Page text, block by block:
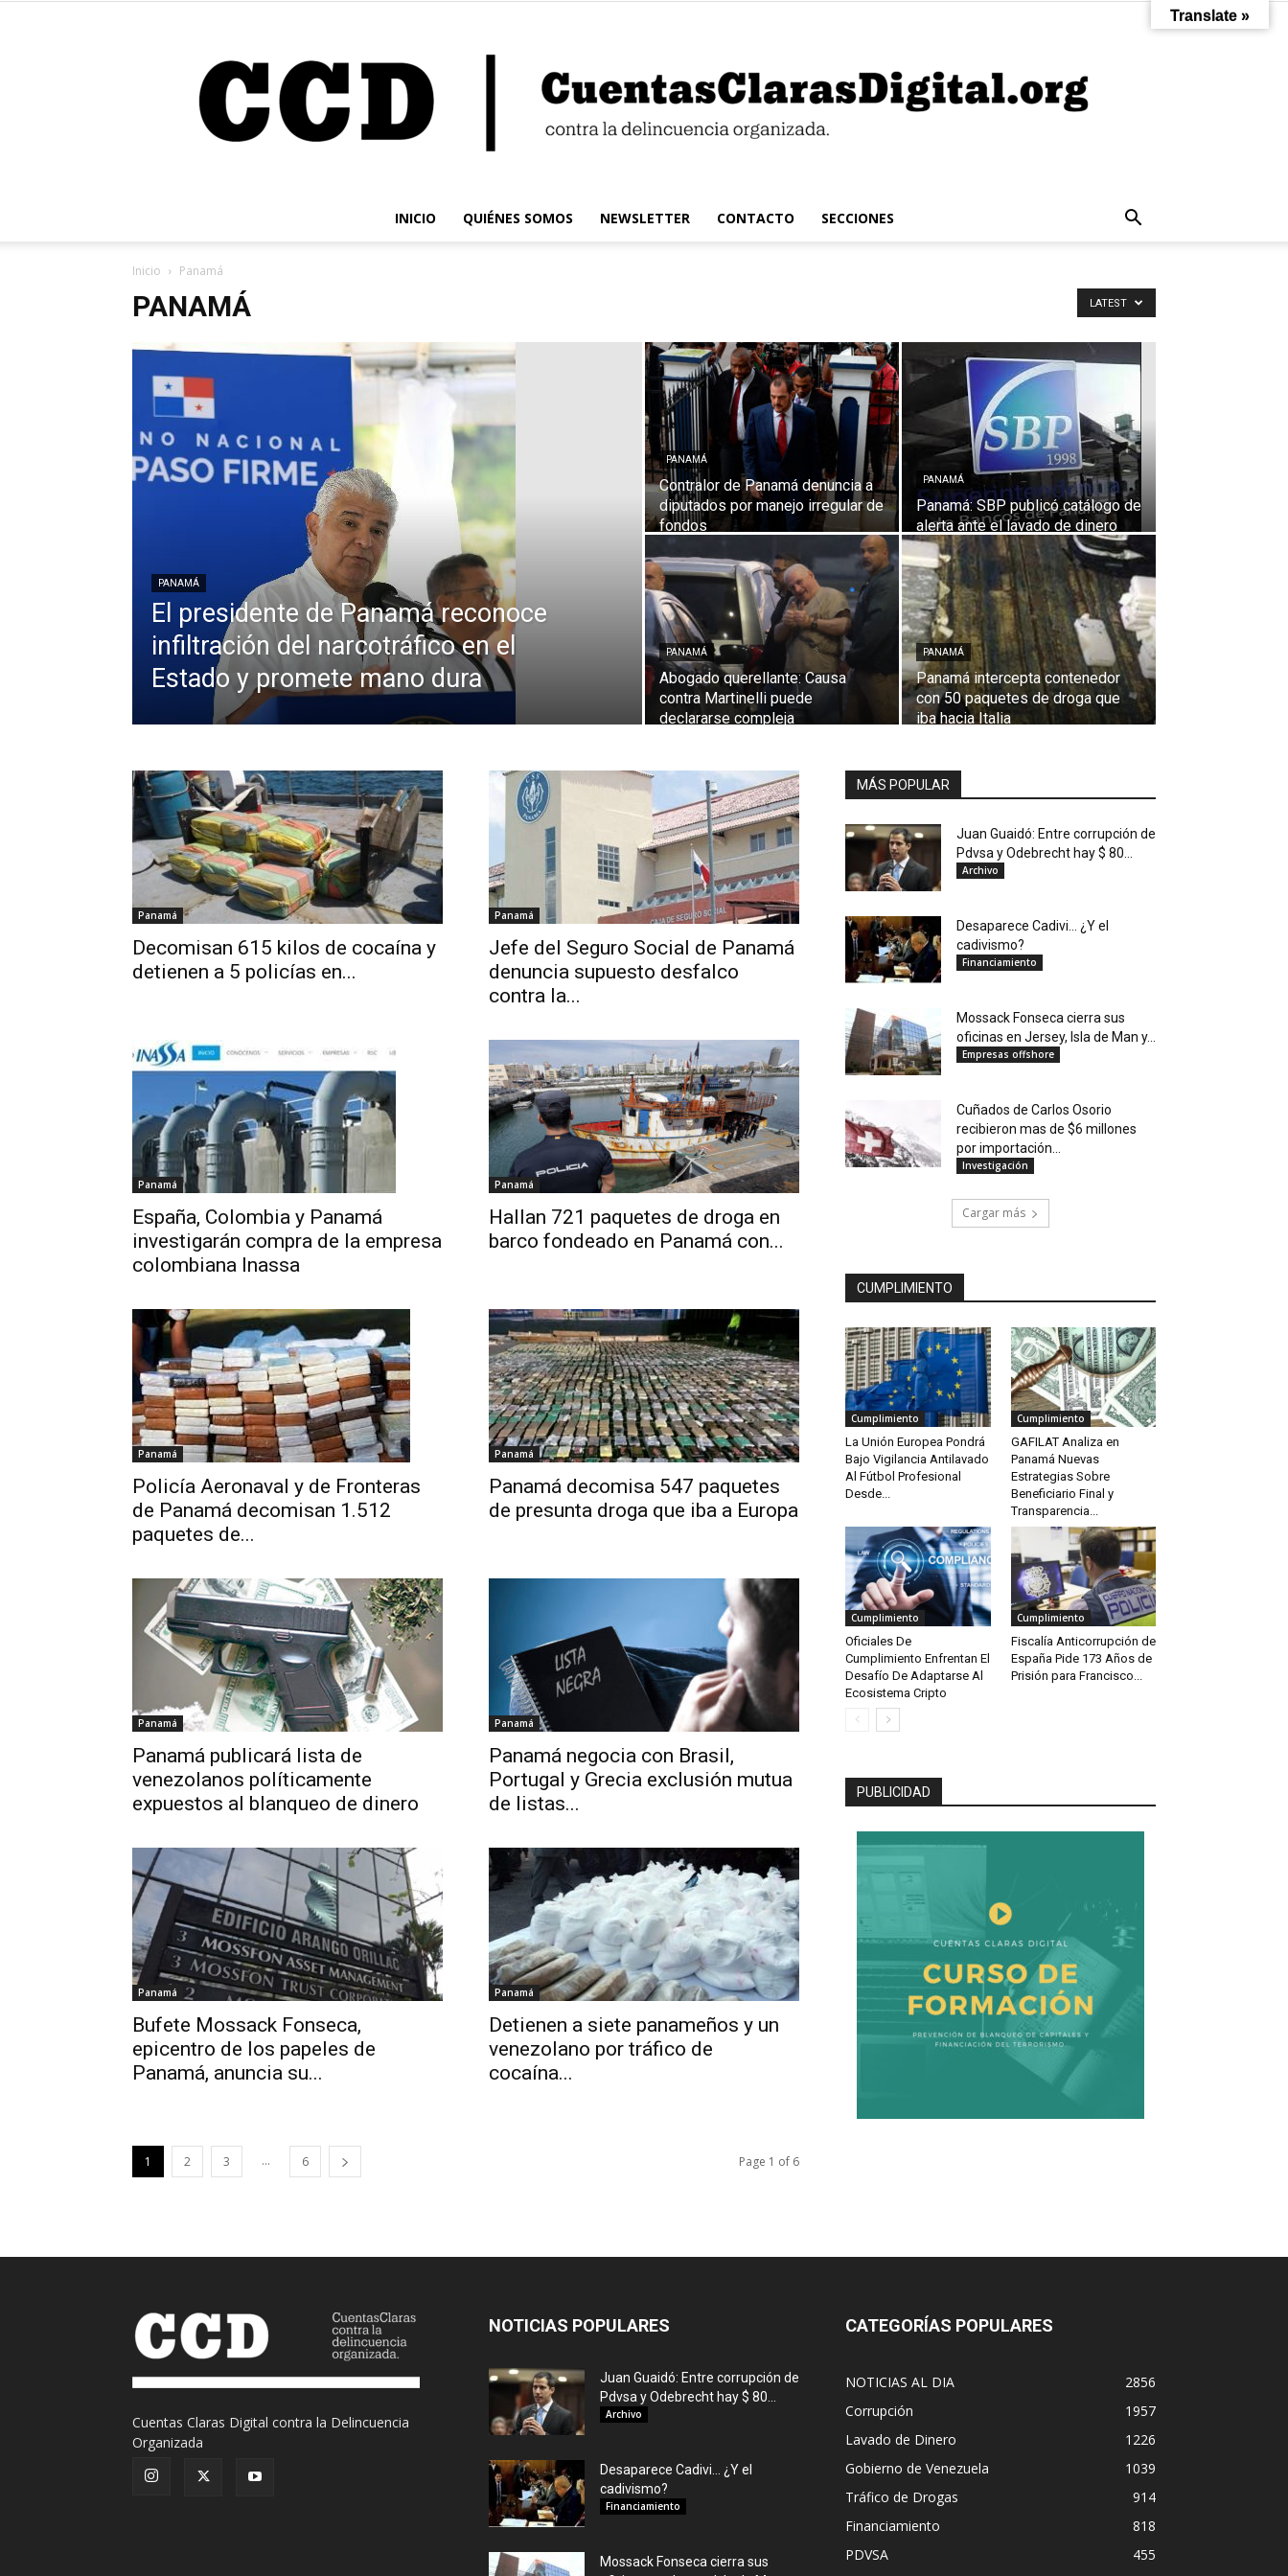
Claras
Digital
INICIO QUIÉNES SOMOS NEWSLETTER CONTACTO SECCIONES
Inicio Panamá
PANAMÁ LATEST
PANAMÁ
El presidente de Panamá reconoce
infiltración del narcotráfico en el
Estado y promete mano dura
PANAMÁ
Contralor de Panamá denuncia a
diputados por manejo irregular de
fondos
PANAMÁ
Panamá: SBP publicó catálogo de
alerta ante el lavado de dinero
PANAMÁ
Abogado querellante: Causa
contra Martinelli puede
declararse compleja
PANAMÁ
Panamá intercepta contenedor
con 50 paquetes de droga que
iba hacia Italia
Panamá
Decomisan 615 kilos de cocaína y
detienen a 5 policías en...
Panamá
Jefe del Seguro Social de Panamá
denuncia supuesto desfalco
contra la...
Panamá
España, Colombia y Panamá
investigarán compra de la empresa
colombiana Inassa
Panamá
Hallan 721 paquetes de droga en
barco fondeado en Panamá con...
Panamá
Policía Aeronaval y de Fronteras
de Panamá decomisan 1.512
paquetes de...
Panamá
Panamá decomisa 547 paquetes
de presunta droga que iba a Europa
Panamá
Panamá publicará lista de
venezolanos políticamente
expuestos al blanqueo de dinero
Panamá
Panamá negocia con Brasil,
Portugal y Grecia exclusión mutua
de listas...
Panamá
Bufete Mossack Fonseca,
epicentro de los papeles de
Panamá, anuncia su...
Panamá
Detienen a siete panameños y un
venezolano por tráfico de
cocaína...
1 2 3 ... 6 Page 1 of 6
MÁS POPULAR
Juan Guaidó: Entre corrupción de
Pdvsa y Odebrecht hay $ 80...
Archivo
Desaparece Cadivi… ¿Y el
cadivismo?
Financiamiento
Mossack Fonseca cierra sus
oficinas en Jersey, Isla de Man y...
Empresas offshore
Cuñados de Carlos Osorio
recibieron mas de $6 millones
por importación...
Investigación
Cargar más
CUMPLIMIENTO
Cumplimiento
La Unión Europea Pondrá
Bajo Vigilancia Antilavado
Al Fútbol Profesional
Desde...
Cumplimiento
GAFILAT Analiza en
Panamá Nuevas
Estrategias Sobre
Beneficiario Final y
Transparencia...
Cumplimiento
Oficiales De
Cumplimiento Enfrentan El
Desafío De Adaptarse Al
Ecosistema Cripto
Cumplimiento
Fiscalía Anticorrupción de
España Pide 173 Años de
Prisión para Francisco...
PUBLICIDAD
Cuentas Claras Digital contra la Delincuencia
Organizada
NOTICIAS POPULARES
Juan Guaidó: Entre corrupción de
Pdvsa y Odebrecht hay $ 80...
Archivo
Desaparece Cadivi… ¿Y el
cadivismo?
Financiamiento
Mossack Fonseca cierra sus
CATEGORÍAS POPULARES
NOTICIAS AL DIA
2856
Corrupción
1957
Lavado de Dinero
1226
Gobierno de Venezuela
1039
Tráfico de Drogas
914
Financiamiento
818
PDVSA
455
Translate »